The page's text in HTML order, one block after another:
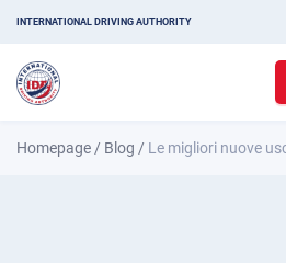
INTERNATIONAL DRIVING AUTHORITY
Homepage / Blog / Le migliori nuove